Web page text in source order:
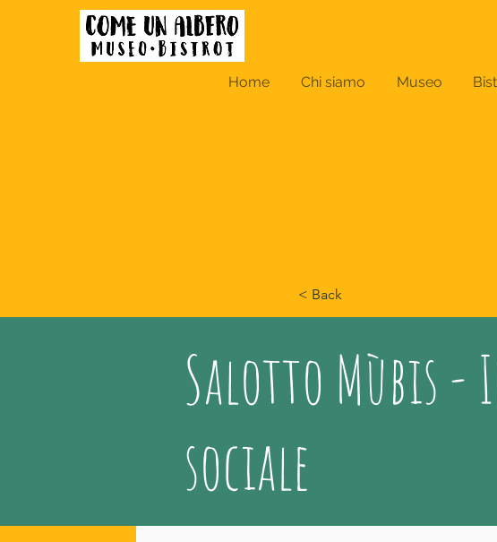
Home Chi siamo Museo
< Back
Salotto Mùbis -
sociale